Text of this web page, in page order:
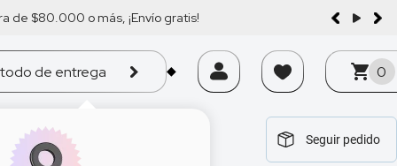
de $80.000 o más, ¡Envío gratis!
de entrega 0
Seguir pedido